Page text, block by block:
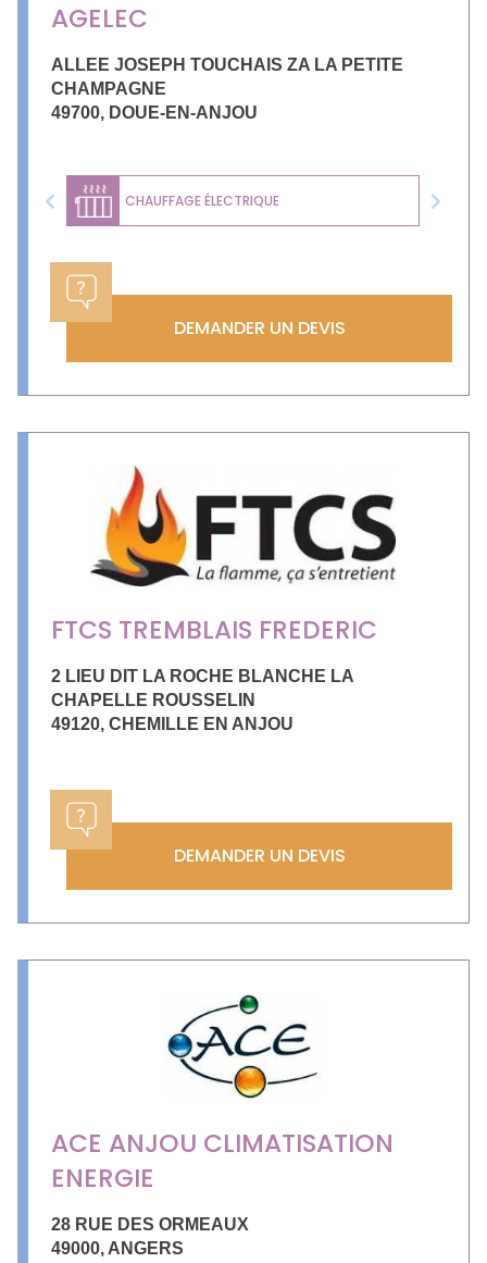
AGELEC
ALLEE JOSEPH TOUCHAIS ZA LA PETITE
CHAMPAGNE
49700, DOUE-EN-ANJOU
CHAUFFAGE ÉLECTRIQUE
Previous Next
DEMANDER UN DEVIS
FTCS TREMBLAIS FREDERIC
2 LIEU DIT LA ROCHE BLANCHE LA
CHAPELLE ROUSSELIN
49120, CHEMILLE EN ANJOU
DEMANDER UN DEVIS
ACE ANJOU CLIMATISATION
ENERGIE
28 RUE DES ORMEAUX
49000, ANGERS